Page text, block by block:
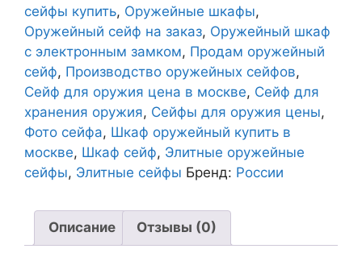
сейфы купить, Оружейные шкафы,
Оружейный сейф на заказ, Оружейный шкаф
с электронным замком, Продам оружейный
сейф, Производство оружейных сейфов,
Сейф для оружия цена в москве, Сейф для
хранения оружия, Сейфы для оружия цены,
Фото сейфа, Шкаф оружейный купить в
москве, Шкаф сейф, Элитные оружейные
сейфы, Элитные сейфы Бренд: России
Описание Отзывы (0)